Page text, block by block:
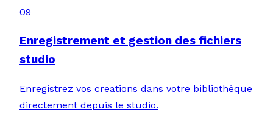
09
Enregistrement et gestion des fichiers
studio
Enregistrez vos creations dans votre bibliothèque
directement depuis le studio.